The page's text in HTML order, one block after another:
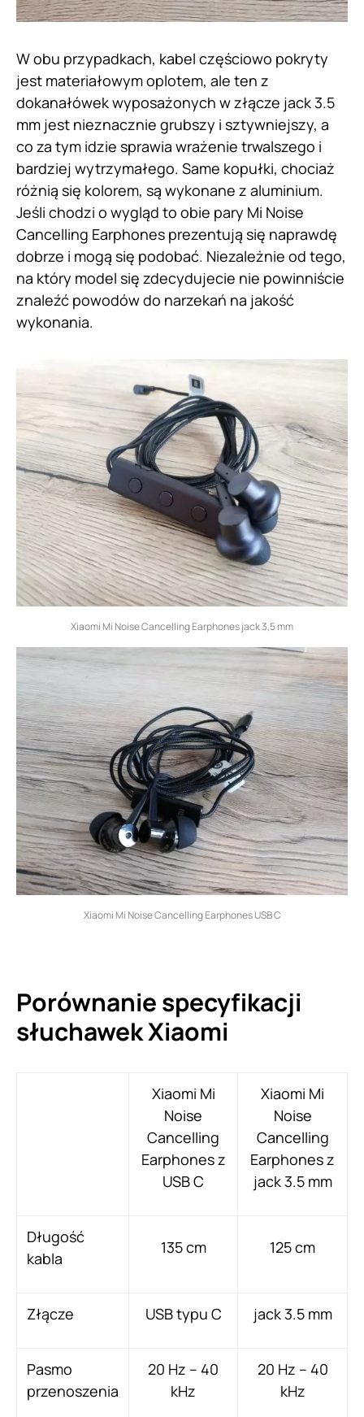
W obu przypadkach, kabel częściowo pokryty
jest materiałowym oplotem, ale ten z
dokanałówek wyposażonych w złącze jack 3.5
mm jest nieznacznie grubszy i sztywniejszy, a
co za tym idzie sprawia wrażenie trwalszego i
bardziej wytrzymałego. Same kopułki, chociaż
różnią się kolorem, są wykonane z aluminium.
Jeśli chodzi o wygląd to obie pary Mi Noise
Cancelling Earphones prezentują się naprawdę
dobrze i mogą się podobać. Niezależnie od tego,
na który model się zdecydujecie nie powinniście
znaleźć powodów do narzekań na jakość
wykonania.
Xiaomi Mi Noise Cancelling Earphones jack 3,5 mm
Xiaomi Mi Noise Cancelling Earphones USB C
Porównanie specyfikacji
słuchawek Xiaomi
Xiaomi Mi
Noise
Cancelling
Earphones z
USB C
Xiaomi Mi
Noise
Cancelling
Earphones z
jack 3.5 mm
Długość
kabla
135 cm 125 cm
Złącze USB typu C jack 3.5 mm
Pasmo
przenoszenia
20 Hz – 40
kHz
20 Hz – 40
kHz